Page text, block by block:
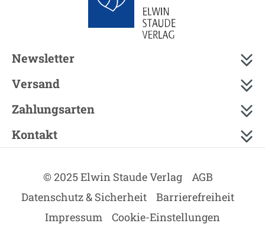
Newsletter
Versand
Zahlungsarten
Kontakt
© 2025 Elwin Staude Verlag
AGB
Datenschutz & Sicherheit
Barrierefreiheit
Impressum
Cookie-Einstellungen